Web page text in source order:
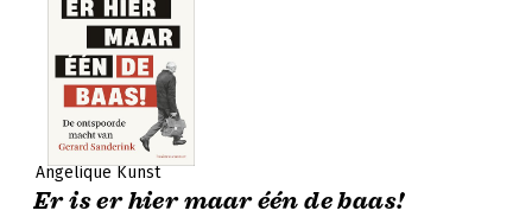
Angelique Kunst
Er is er hier maar één de baas!